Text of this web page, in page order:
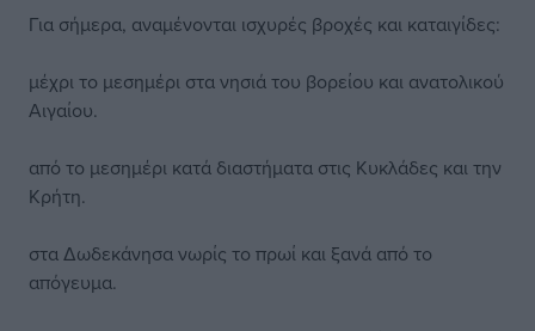
Για σήμερα, αναμένονται ισχυρές βροχές και καταιγίδες:
μέχρι το μεσημέρι στα νησιά του βορείου και ανατολικού
Αιγαίου.
από το μεσημέρι κατά διαστήματα στις Κυκλάδες και την
Κρήτη.
στα Δωδεκάνησα νωρίς το πρωί και ξανά από το
απόγευμα.